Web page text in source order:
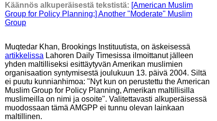
Käännös alkuperäisestä tekstistä: [American Muslim
Group for Policy Planning;] Another "Moderate" Muslim
Group
Muqtedar Khan, Brookings Instituutista, on äskeisessä
artikkelissa Lahoren Daily Timesissa ilmoittanut jälleen
yhden maltilliseksi esittäytyvän Amerikan muslimien
organisaation syntymisestä joulukuun 13. päivä 2004. Siltä
ei puutu kunnianhimoa: "Nyt kun on perustettu the American
Muslim Group for Policy Planning, Amerikan maltillisilla
muslimeilla on nimi ja osoite". Valitettavasti alkuperäisessä
muodossaan tämä AMGPP ei tunnu olevan lainkaan
maltillinen.